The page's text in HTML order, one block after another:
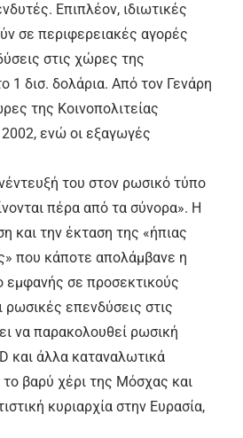
Επιπλέον, ιδιωτικές
σε περιφερειακές αγορές
στις χώρες της
1 δισ. δολάρια. Από τον Γενάρη
της Κοινοπολιτείας
ενώ οι εξαγωγές
του στον ρωσικό τύπο
πέρα από τα σύνορα». Η
και την έκταση της «ήπιας
που κάποτε απολάμβανε η
εμφανής σε προσεκτικούς
επενδύσεις στις
να παρακολουθεί ρωσική
και άλλα καταναλωτικά
το βαρύ χέρι της Μόσχας και
κυριαρχία στην Ευρασία,